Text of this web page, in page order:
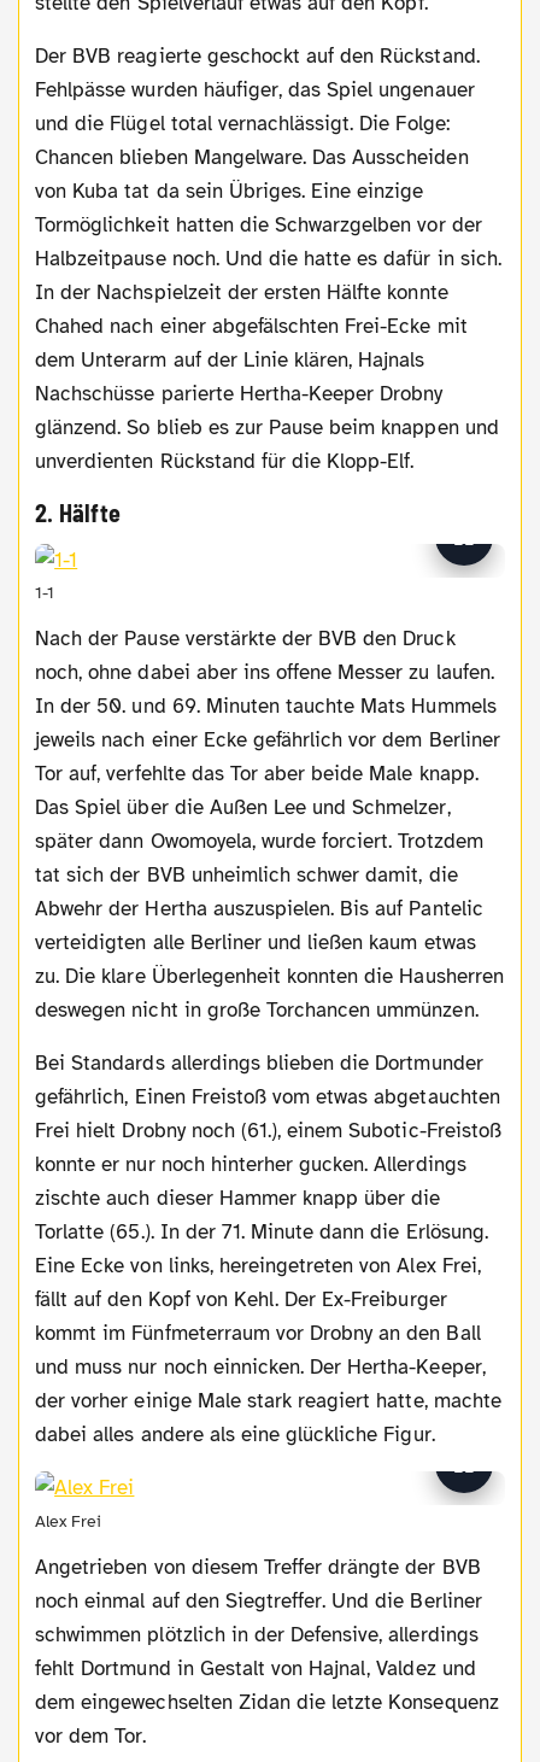
Der BVB reagierte geschockt auf den Rückstand.
Fehlpässe wurden häufiger, das Spiel ungenauer
und die Flügel total vernachlässigt. Die Folge:
Chancen blieben Mangelware. Das Ausscheiden
von Kuba tat da sein Übriges. Eine einzige
Tormöglichkeit hatten die Schwarzgelben vor der
Halbzeitpause noch. Und die hatte es dafür in sich.
In der Nachspielzeit der ersten Hälfte konnte
Chahed nach einer abgefälschten Frei-Ecke mit
dem Unterarm auf der Linie klären, Hajnals
Nachschüsse parierte Hertha-Keeper Drobny
glänzend. So blieb es zur Pause beim knappen und
unverdienten Rückstand für die Klopp-Elf.
2. Hälfte
1-1
Nach der Pause verstärkte der BVB den Druck
noch, ohne dabei aber ins offene Messer zu laufen.
In der 50. und 69. Minuten tauchte Mats Hummels
jeweils nach einer Ecke gefährlich vor dem Berliner
Tor auf, verfehlte das Tor aber beide Male knapp.
Das Spiel über die Außen Lee und Schmelzer,
später dann Owomoyela, wurde forciert. Trotzdem
tat sich der BVB unheimlich schwer damit, die
Abwehr der Hertha auszuspielen. Bis auf Pantelic
verteidigten alle Berliner und ließen kaum etwas
zu. Die klare Überlegenheit konnten die Hausherren
deswegen nicht in große Torchancen ummünzen.
Bei Standards allerdings blieben die Dortmunder
gefährlich, Einen Freistoß vom etwas abgetauchten
Frei hielt Drobny noch (61.), einem Subotic-Freistoß
konnte er nur noch hinterher gucken. Allerdings
zischte auch dieser Hammer knapp über die
Torlatte (65.). In der 71. Minute dann die Erlösung.
Eine Ecke von links, hereingetreten von Alex Frei,
fällt auf den Kopf von Kehl. Der Ex-Freiburger
kommt im Fünfmeterraum vor Drobny an den Ball
und muss nur noch einnicken. Der Hertha-Keeper,
der vorher einige Male stark reagiert hatte, machte
dabei alles andere als eine glückliche Figur.
Alex Frei
Angetrieben von diesem Treffer drängte der BVB
noch einmal auf den Siegtreffer. Und die Berliner
schwimmen plötzlich in der Defensive, allerdings
fehlt Dortmund in Gestalt von Hajnal, Valdez und
dem eingewechselten Zidan die letzte Konsequenz
vor dem Tor.